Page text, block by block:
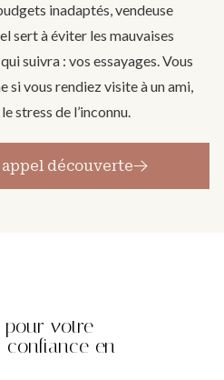
inadaptés, vendeuse
sert à éviter les mauvaises
suivra : vos essayages. Vous
si vous rendiez visite à un ami,
stress de l’inconnu.
découverte
pour votre
confiance en